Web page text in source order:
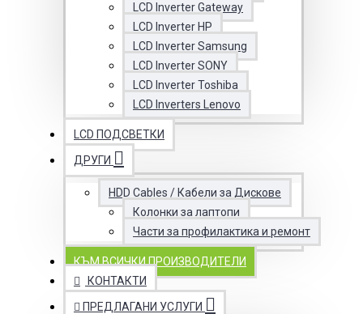
LCD Inverter Gateway
LCD Inverter HP
LCD Inverter Samsung
LCD Inverter SONY
LCD Inverter Toshiba
LCD Inverters Lenovo
LCD ПОДСВЕТКИ
ДРУГИ
HDD Cables / Кабели за Дискове
Колонки за лаптопи
Части за профилактика и ремонт
КЪМ ВСИЧКИ ПРОИЗВОДИТЕЛИ
КОНТАКТИ
ПРЕДЛАГАНИ УСЛУГИ